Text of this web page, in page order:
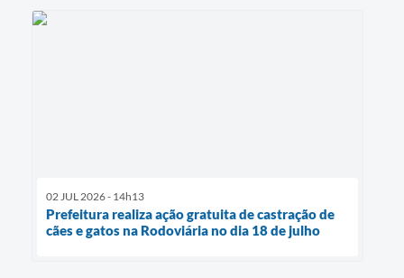
02 JUL 2026 - 14h13
Prefeitura realiza ação gratuita de castração de
cães e gatos na Rodoviária no dia 18 de julho